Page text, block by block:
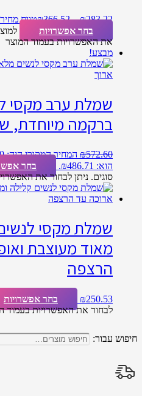
₪283.22
–
₪366.52 טווח מחירים: ⁦₪283.22⁩
בחר אפשרויות
את האפשרויות בעמוד המוצר
מבצע!
שמלת ערב מקסי
ברקמה מיוחדת,
₪572.60 המחיר המקורי היה: ₪572.60.
הוא: ₪486.71.
בחר
סוגים. ניתן לבחור את
שמלת מקסי
מאוד מעוצבת
הרצפה
₪250.53 בחר אפשרויות
לבחור את האפשרויות בעמוד
חיפוש עבור: